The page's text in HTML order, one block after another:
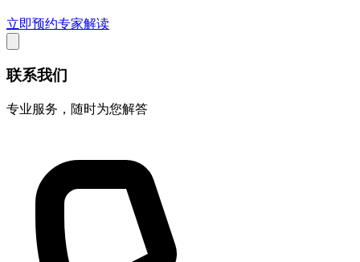
立即预约专家解读
联系我们
专业服务，随时为您解答